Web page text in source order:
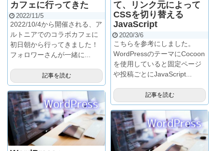
カフェに行ってきた
2022/11/5
2022/10/4から開催される、ア
ルトニアでのコラボカフェに
初日朝から行ってきました！
フォロワーさんが一緒に...
記事を読む
て、リンク元によって
CSSを切り替える
JavaScript
2020/3/6
こちらを参考にしました。
WordPressのテーマにCocoon
を使用していると固定ページ
や投稿ごとにJavaScript...
記事を読む